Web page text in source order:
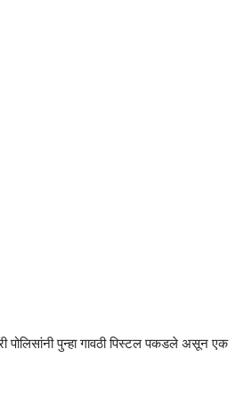
पोलिसांनी पुन्हा गावठी पिस्टल पकडले असून एक